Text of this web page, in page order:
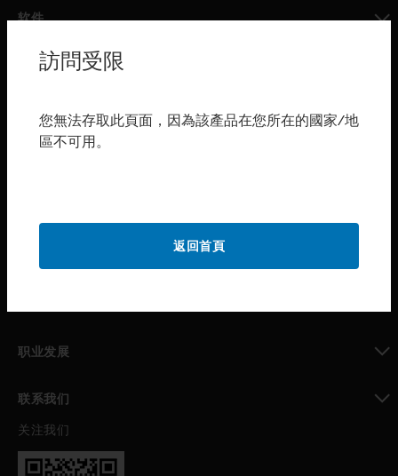
软件
toggle view
服务
行业
toggle view
职业发展
联系我们
toggle view
关注我们
訪問受限
您無法存取此頁面，因為該產品在您所在的國家/地
區不可用。
返回首頁